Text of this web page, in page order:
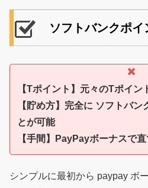
ソフトバンクポイ
【Tポイント】元々のTポイン
【貯め方】完全に ソフトバン
とが可能
【手間】PayPayボーナスで直
シンプルに最初から paypay ボ